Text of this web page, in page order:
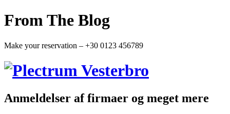
From The Blog
Make your reservation – +30 0123 456789
Anmeldelser af firmaer og meget mere